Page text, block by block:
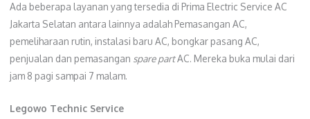
Ada beberapa layanan yang tersedia di Prima Electric Service AC
Jakarta Selatan antara lainnya adalah Pemasangan AC,
pemeliharaan rutin, instalasi baru AC, bongkar pasang AC,
penjualan dan pemasangan spare partAC. Mereka buka mulai dari
jam 8 pagi sampai 7 malam.
Legowo Technic Service